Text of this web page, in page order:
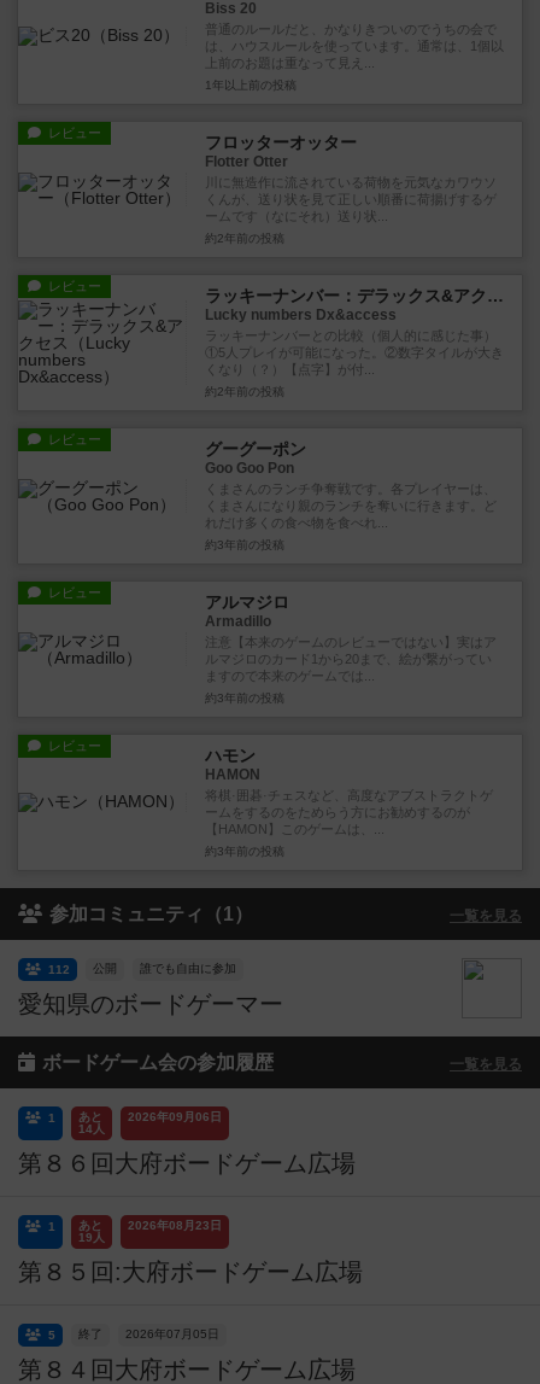
Biss 20
普通のルールだと、かなりきついのでうちの会で
は、ハウスルールを使っています。通常は、1個以
上前のお題は重なって見え...
1年以上前 の投稿
レビュー フロッターオッター
Flotter Otter
川に無造作に流されている荷物を元気なカワウソ
くんが、送り状を見て正しい順番に荷揚げするゲ
ームです（なにそれ）送り状...
約2年前 の投稿
レビュー ラッキーナンバー：デラックス&アクセス
Lucky numbers Dx&access
ラッキーナンバーとの比較（個人的に感じた事）
①5人プレイが可能になった。②数字タイルが大き
くなり（？）【点字】が付...
約2年前 の投稿
レビュー グーグーポン
Goo Goo Pon
くまさんのランチ争奪戦です。各プレイヤーは、
くまさんになり親のランチを奪いに行きます。ど
れだけ多くの食べ物を食べれ...
約3年前 の投稿
レビュー アルマジロ
Armadillo
注意【本来のゲームのレビューではない】実はア
ルマジロのカード1から20まで、絵が繋がってい
ますので本来のゲームでは...
約3年前 の投稿
レビュー ハモン
HAMON
将棋·囲碁·チェスなど、高度なアブストラクトゲ
ームをするのをためらう方にお勧めするのが
【HAMON】このゲームは、...
約3年前 の投稿
参加コミュニティ（1） 一覧を見る
愛知県のボードゲーマー
公開 誰でも自由に参加
112
ボードゲーム会の参加履歴 一覧を見る
第８６回大府ボードゲーム広場
あと
14人
2026年09月06日
1
第８５回:大府ボードゲーム広場
あと
19人
2026年08月23日
1
第８４回大府ボードゲーム広場
終了 2026年07月05日
5